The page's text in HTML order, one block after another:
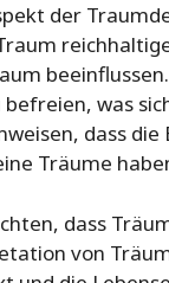
der
was
dass
Träume
dass
von